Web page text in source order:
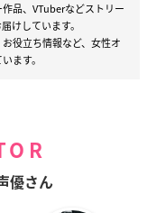
品、VTuberなどストリー
けしています。
役立ち情報など、女性オ
ます。
優さん